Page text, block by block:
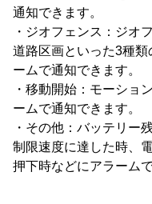
通知できます。
・ジオフェンス：ジオ
道路区画といった3種
ームで通知できます。
・移動開始：モーショ
ームで通知できます。
・その他：バッテリー
制限速度に達した時、
押下時などにアラーム